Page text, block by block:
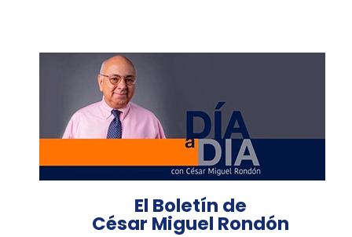
El Boletín de
César Miguel Rondón